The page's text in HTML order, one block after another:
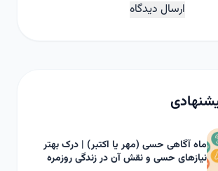
ارسال دیدگاه
ماه آگاهی حسی (مهر یا اکتبر) | درک بهتر
نیازهای حسی و نقش آن در زندگی روزمره